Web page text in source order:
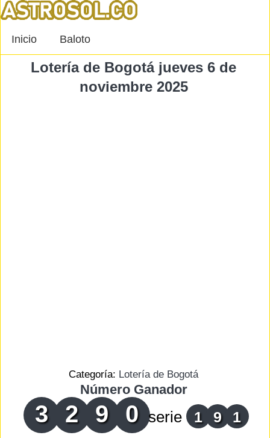
Inicio Baloto
Lotería de Bogotá jueves 6 de
noviembre 2025
Categoría: Lotería de Bogotá
Número Ganador
3 2 9 0 serie 1 9 1